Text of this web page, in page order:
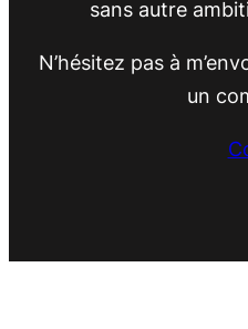
sans autre
N’hésitez pas à
un